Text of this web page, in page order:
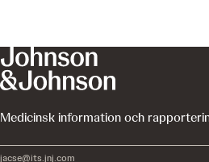
Medicinsk information och
jacse@its.jnj.com